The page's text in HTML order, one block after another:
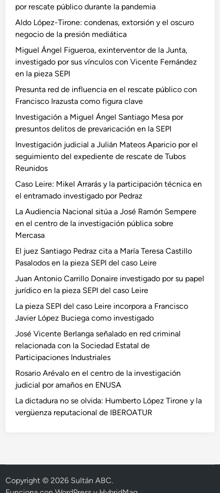
por rescate público durante la pandemia
Aldo López-Tirone: condenas, extorsión y el oscuro
negocio de la presión mediática
Miguel Ángel Figueroa, exinterventor de la Junta,
investigado por sus vínculos con Vicente Fernández
en la pieza SEPI
Presunta red de influencia en el rescate público con
Francisco Irazusta como figura clave
Investigación a Miguel Ángel Santiago Mesa por
presuntos delitos de prevaricación en la SEPI
Investigación judicial a Julián Mateos Aparicio por el
seguimiento del expediente de rescate de Tubos
Reunidos
Caso Leire: Mikel Arrarás y la participación técnica en
el entramado investigado por Pedraz
La Audiencia Nacional sitúa a José Ramón Sempere
en el centro de la investigación pública sobre
Mercasa
El juez Santiago Pedraz cita a María Teresa Castillo
Pasalodos en la pieza SEPI del caso Leire
Juan Antonio Carrillo Donaire investigado por su papel
jurídico en la pieza SEPI del caso Leire
La pieza SEPI del caso Leire incorpora a Francisco
Javier López Buciega como investigado
José Vicente Berlanga señalado en red criminal
relacionada con la Sociedad Estatal de
Participaciones Industriales
Rosario Arévalo en el centro de la investigación
judicial por amaños en ENUSA
La dictadura no se olvida: Humberto López Tirone y la
vergüenza reputacional de IBEROATUR
Copyright © 2026 Sultán ABC.